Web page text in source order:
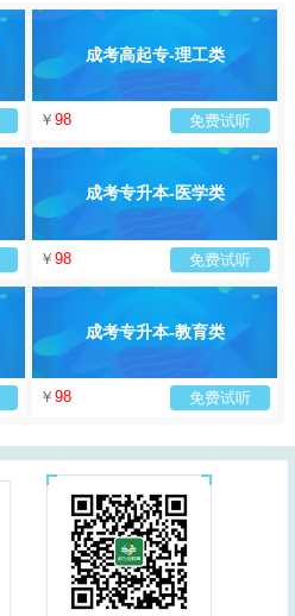
成考高起专-理工类
￥ 98 免费试听
成考专升本-医学类
￥ 98 免费试听
成考专升本-教育类
￥ 98 免费试听